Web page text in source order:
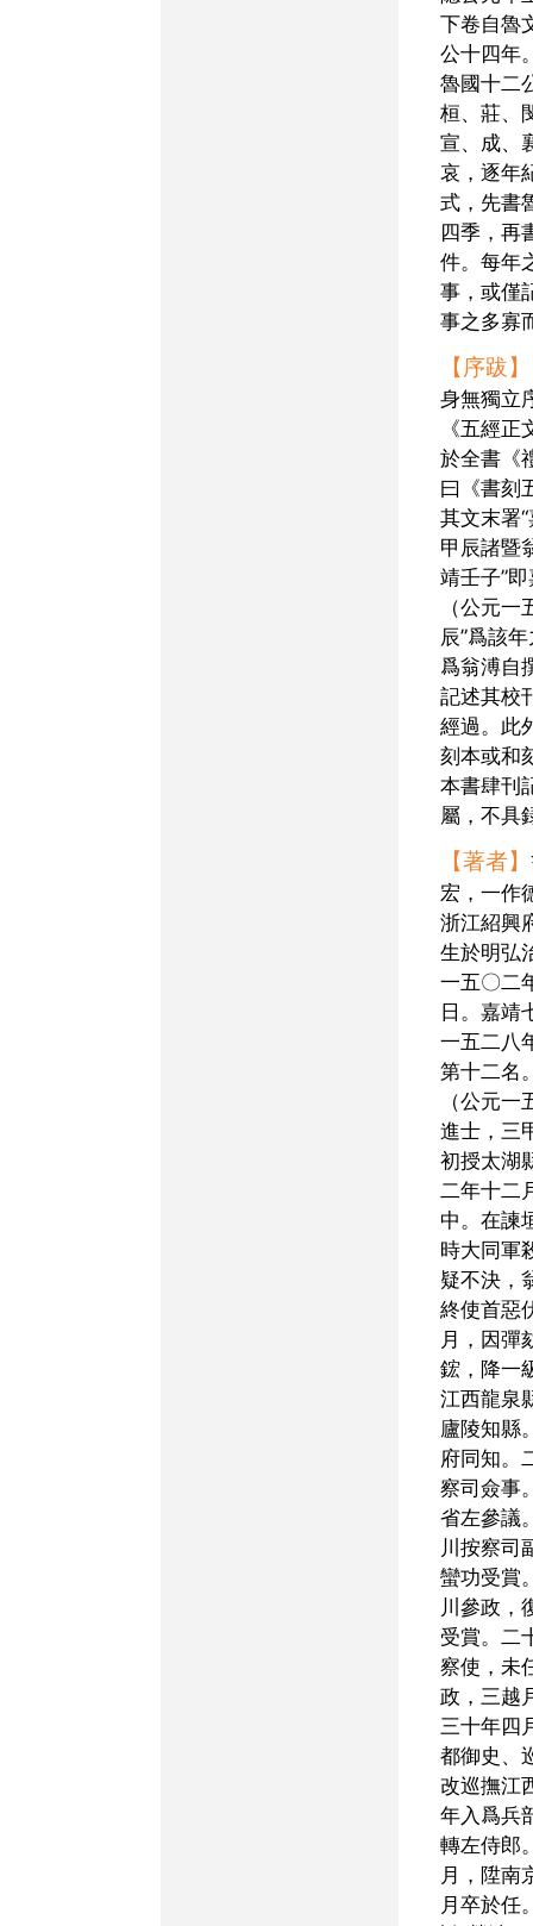
下卷自魯
公十四年
魯國十二
桓、莊、
宣、成、
哀，逐年
式，先書
四季，再
件。每年
事，或僅
事之多寡
【序跋】
身無獨立
《五經
於全書《
曰《書刻
其文末署
甲辰諸暨
靖壬子”
（公元一
辰”爲該
爲翁溥自
記述其校
經過。此
刻本或和
本書肆刊
屬，不具
【著者】
宏，一作
浙江紹興
生於明弘
一五〇二
日。嘉靖
一五二八
第十二名
（公元
進士，三
初授太湖
二年十二
中。在諫
時大同軍
疑不決，
終使首惡
月，因彈
鋐，降一
江西龍泉
廬陵知縣
府同知。
察司僉事
省左參議
川按察司
蠻功受賞
川參政，
受賞。二
察使，未
政，三越
三十年四
都御史、
改巡撫江
年入爲兵
轉左侍郎
月，陞南
月卒於任